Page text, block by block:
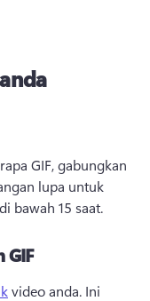
GIF, gabungkan
lupa untuk
bawah 15 saat.
GIF
video anda. Ini